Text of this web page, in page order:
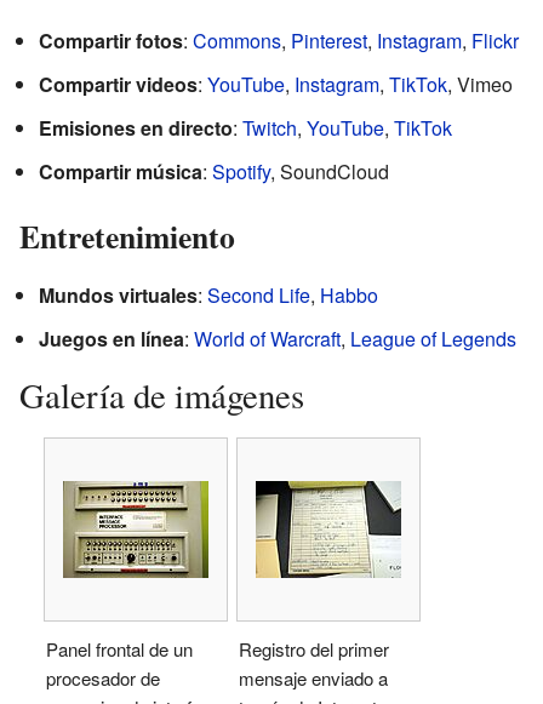
Compartir fotos: Commons, Pinterest, Instagram, Flickr
Compartir videos: YouTube, Instagram, TikTok, Vimeo
Emisiones en directo: Twitch, YouTube, TikTok
Compartir música: Spotify, SoundCloud
Entretenimiento
Mundos virtuales: Second Life, Habbo
Juegos en línea: World of Warcraft, League of Legends
Galería de imágenes
Panel frontal de un
procesador de
Registro del primer
mensaje enviado a